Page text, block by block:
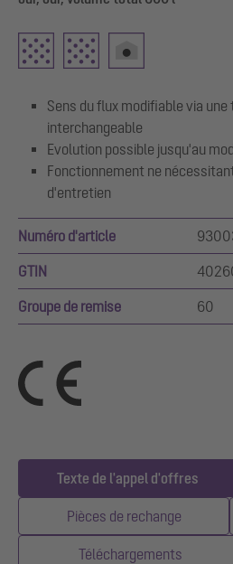
Sens du flux modifiable via
interchangeable
Evolution possible jusqu'au
Fonctionnement ne
d'entretien
Numéro d'article
GTIN
Groupe de remise 60
Texte de l'appel d'offres
Pièces de rechange
Téléchargements